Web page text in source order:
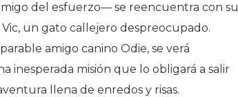
del esfuerzo— se reencuentra con su
un gato callejero despreocupado.
amigo canino Odie, se verá
inesperada misión que lo obligará a salir
llena de enredos y risas.